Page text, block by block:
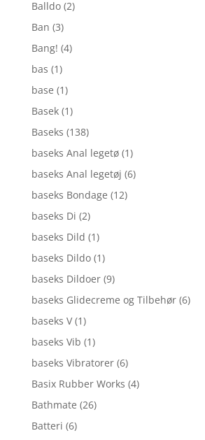
Balldo (2)
Ban (3)
Bang! (4)
bas (1)
base (1)
Basek (1)
Baseks (138)
baseks Anal legetø (1)
baseks Anal legetøj (6)
baseks Bondage (12)
baseks Di (2)
baseks Dild (1)
baseks Dildo (1)
baseks Dildoer (9)
baseks Glidecreme og Tilbehør (6)
baseks V (1)
baseks Vib (1)
baseks Vibratorer (6)
Basix Rubber Works (4)
Bathmate (26)
Batteri (6)